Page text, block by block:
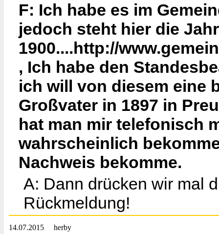
F: Ich habe es im
jedoch steht hier die
1900....http://
, Ich habe den
ich will von diesem eine
Großvater in 1897 in
hat man mir telefonisch
wahrscheinlich
Nachweis bekomme.
A: Dann drücken wir mal
Rückmeldung!
14.07.2015 herby